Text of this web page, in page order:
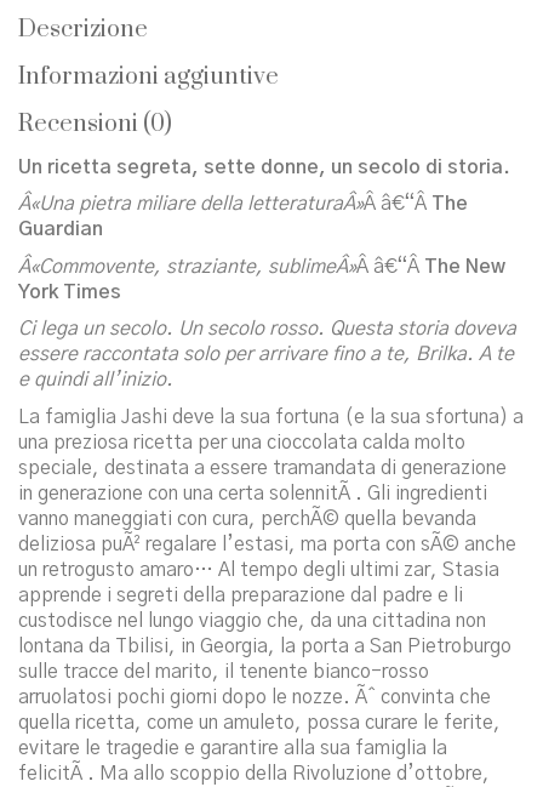
Descrizione
Informazioni aggiuntive
Recensioni (0)
Un ricetta segreta, sette donne, un secolo di storia.
Â«Una pietra miliare della letteraturaÂ»Â â€“Â The
Guardian
Â«Commovente, straziante, sublimeÂ»Â â€“Â The New
York Times
Ci lega un secolo. Un secolo rosso. Questa storia doveva
essere raccontata solo per arrivare fino a te, Brilka. A te
e quindi all’inizio.
La famiglia Jashi deve la sua fortuna (e la sua sfortuna) a
una preziosa ricetta per una cioccolata calda molto
speciale, destinata a essere tramandata di generazione
in generazione con una certa solennitÃ . Gli ingredienti
vanno maneggiati con cura, perchÃ© quella bevanda
deliziosa puÃ² regalare l’estasi, ma porta con sÃ© anche
un retrogusto amaro… Al tempo degli ultimi zar, Stasia
apprende i segreti della preparazione dal padre e li
custodisce nel lungo viaggio che, da una cittadina non
lontana da Tbilisi, in Georgia, la porta a San Pietroburgo
sulle tracce del marito, il tenente bianco-rosso
arruolatosi pochi giorni dopo le nozze. Ãˆ convinta che
quella ricetta, come un amuleto, possa curare le ferite,
evitare le tragedie e garantire alla sua famiglia la
felicitÃ . Ma allo scoppio della Rivoluzione d’ottobre,